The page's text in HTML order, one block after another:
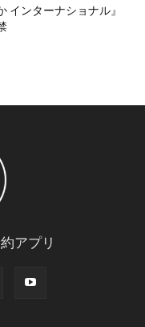
インターナショナル』
アプリ